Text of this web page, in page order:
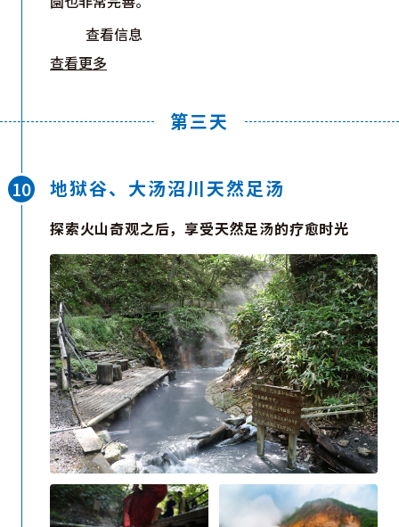
查看信息
查看更多
第三天
地狱谷、大汤沼川天然足汤
探索火山奇观之后，享受天然足汤的疗愈时光